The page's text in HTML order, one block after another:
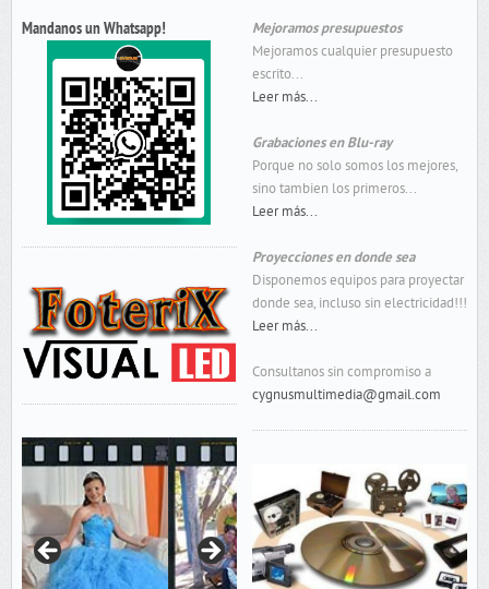
Mandanos un Whatsapp!
Mejoramos presupuestos
Mejoramos cualquier presupuesto
escrito...
Leer más...
Grabaciones en Blu-ray
Porque no solo somos los mejores,
sino tambien los primeros...
Leer más...
Proyecciones en donde sea
Disponemos equipos para proyectar
donde sea, incluso sin electricidad!!!
Leer más...
Consultanos sin compromiso a
cygnusmultimedia@gmail.com